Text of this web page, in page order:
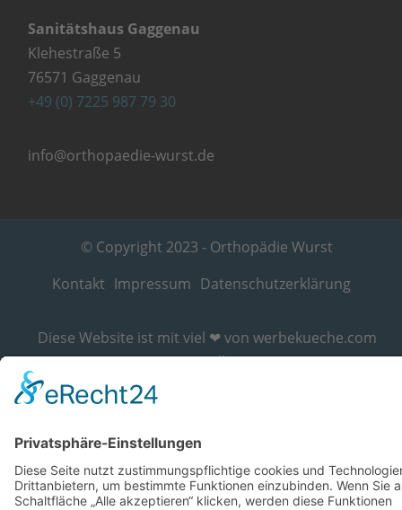
Sanitätshaus Gaggenau
Klehestraße 5
76571 Gaggenau
+49 (0) 7225 987 79 30
info@orthopaedie-wurst.de
© Copyright 2023 - Orthopädie Wurst
Kontakt Impressum Datenschutzerklärung
Diese Website ist mit viel ❤ von werbekueche.com
erstellt